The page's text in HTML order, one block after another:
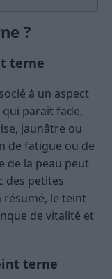
?
terne
à un aspect
paraît fade,
jaunâtre ou
de fatigue ou de
de la peau peut
des petites
résumé, le teint
de vitalité et
terne